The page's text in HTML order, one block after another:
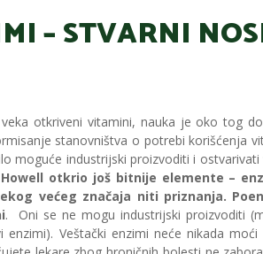
– STVARNI
otkriveni vitamini, nauka je oko tog
stanovništva o potrebi korišćenja
moguće industrijski proizvoditi i ostvarivati
Howell otkrio još bitnije elemente –
većeg značaja niti priznanja.
. Oni se ne mogu industrijski proizvoditi
Veštački enzimi neće nikada